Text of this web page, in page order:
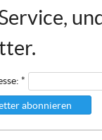
abonnieren
*